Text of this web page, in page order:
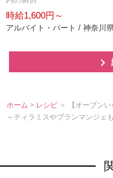
時給1,600円～
アルバイト・パート / 神奈川
ホーム > レシピ ＞ 【オーブン
～ティラミスやブランマンジェ